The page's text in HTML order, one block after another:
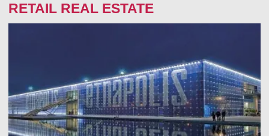
RETAIL REAL ESTATE